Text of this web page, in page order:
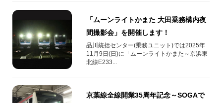
「ムーンライトかまた 大田乗務構内夜
間撮影会」を開催します！
品川統括センター(乗務ユニット)では2025年
11月9日(日)に「ムーンライトかまた～京浜東
北線E233...
京葉線全線開業35周年記念～SOGAで